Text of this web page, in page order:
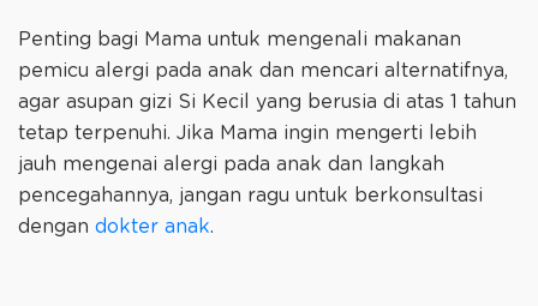
Penting bagi Mama untuk mengenali makanan
pemicu alergi pada anak dan mencari alternatifnya,
agar asupan gizi Si Kecil yang berusia di atas 1 tahun
tetap terpenuhi. Jika Mama ingin mengerti lebih
jauh mengenai alergi pada anak dan langkah
pencegahannya, jangan ragu untuk berkonsultasi
dengan dokter anak.